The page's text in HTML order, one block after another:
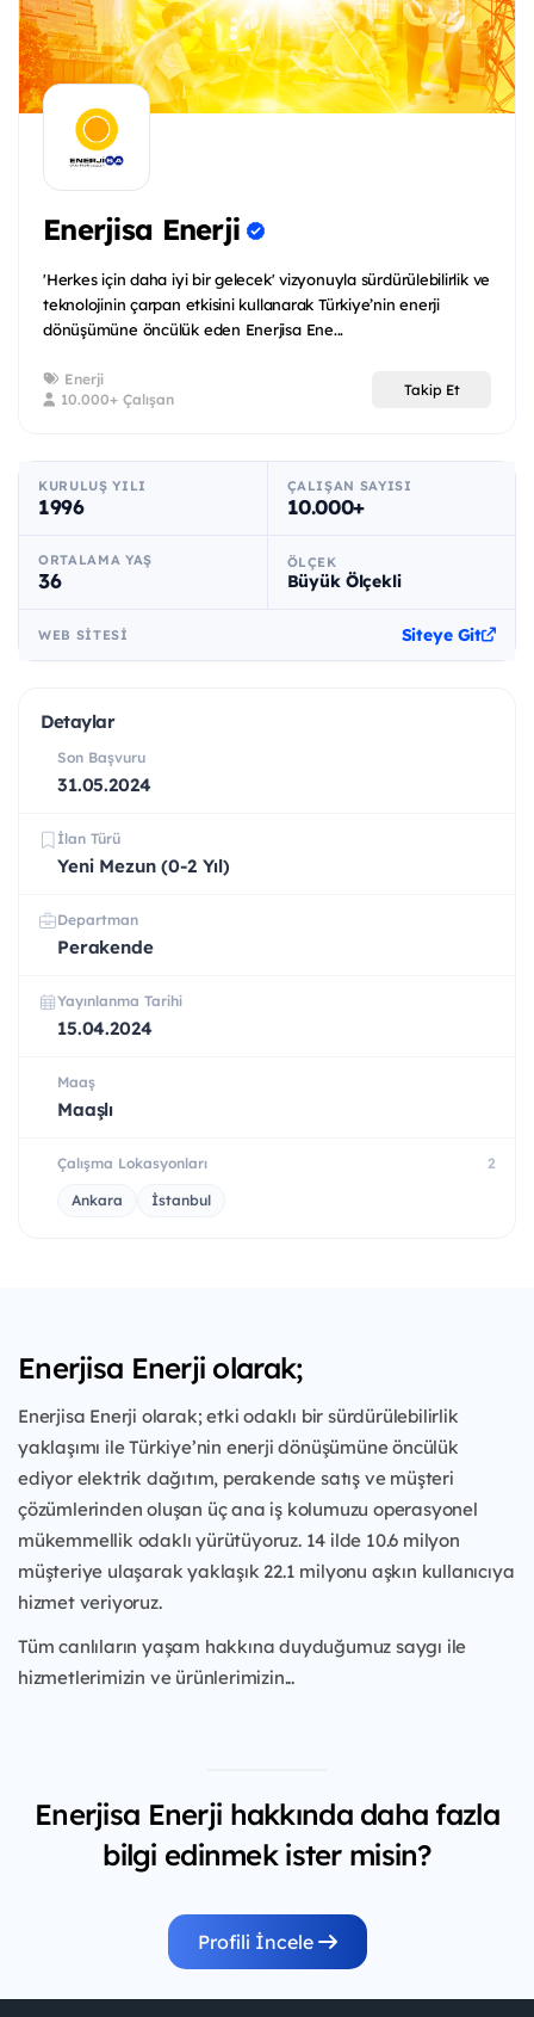
Enerjisa Enerji
'Herkes için daha iyi bir gelecek' vizyonuyla sürdürülebilirlik ve
teknolojinin çarpan etkisini kullanarak Türkiye’nin enerji
dönüşümüne öncülük eden Enerjisa Ene...
Enerji
10.000+ Çalışan
Takip Et
KURULUŞ YILI
1996
ÇALIŞAN SAYISI
10.000+
ORTALAMA YAŞ
36
ÖLÇEK
Büyük Ölçekli
WEB SITESI Siteye Git
Detaylar
Son Başvuru
31.05.2024
İlan Türü
Yeni Mezun (0-2 Yıl)
Departman
Perakende
Yayınlanma Tarihi
15.04.2024
Maaş
Maaşlı
Çalışma Lokasyonları 2
Ankara İstanbul
Enerjisa Enerji olarak;
Enerjisa Enerji olarak; etki odaklı bir sürdürülebilirlik
yaklaşımı ile Türkiye’nin enerji dönüşümüne öncülük
ediyor elektrik dağıtım, perakende satış ve müşteri
çözümlerinden oluşan üç ana iş kolumuzu operasyonel
mükemmellik odaklı yürütüyoruz. 14 ilde 10.6 milyon
müşteriye ulaşarak yaklaşık 22.1 milyonu aşkın kullanıcıya
hizmet veriyoruz.
Tüm canlıların yaşam hakkına duyduğumuz saygı ile
hizmetlerimizin ve ürünlerimizin...
Enerjisa Enerji hakkında daha fazla
bilgi edinmek ister misin?
Profili İncele